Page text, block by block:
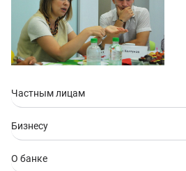
Частным лицам
Бизнесу
О банке